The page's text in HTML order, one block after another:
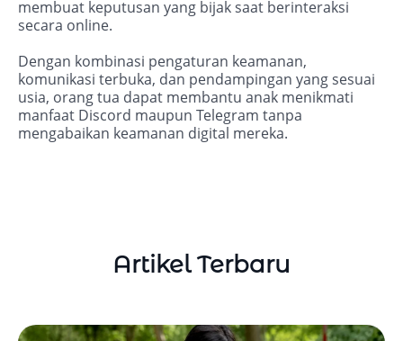
membuat keputusan yang bijak saat berinteraksi
secara online.
Dengan kombinasi pengaturan keamanan,
komunikasi terbuka, dan pendampingan yang sesuai
usia, orang tua dapat membantu anak menikmati
manfaat Discord maupun Telegram tanpa
mengabaikan keamanan digital mereka.
Artikel Terbaru